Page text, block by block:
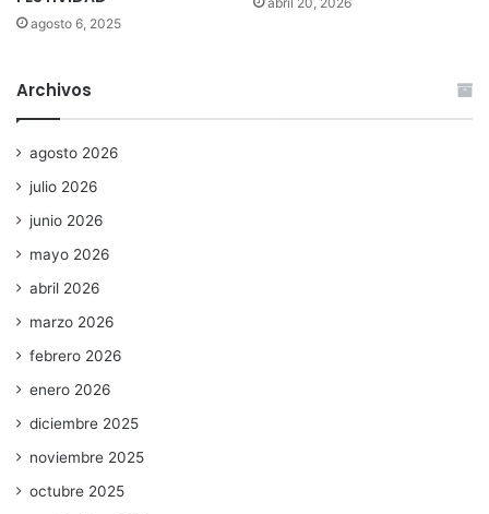
agosto 6, 2025
Archivos
agosto 2026
julio 2026
junio 2026
mayo 2026
abril 2026
marzo 2026
febrero 2026
enero 2026
diciembre 2025
noviembre 2025
octubre 2025